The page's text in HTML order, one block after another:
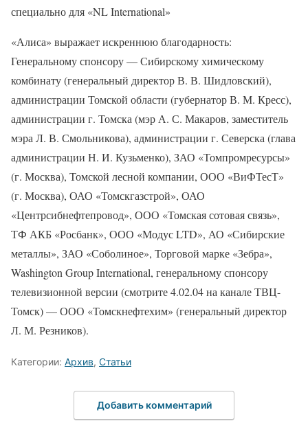
специально для «NL International»
«Алиса» выражает искреннюю благодарность:
Генеральному спонсору — Сибирскому химическому
комбинату (генеральный директор В. В. Шидловский),
администрации Томской области (губернатор В. М. Кресс),
администрации г. Томска (мэр А. С. Макаров, заместитель
мэра Л. В. Смольникова), администрации г. Северска (глава
администрации Н. И. Кузьменко), ЗАО «Томпромресурсы»
(г. Москва), Томской лесной компании, ООО «ВиФТесТ»
(г. Москва), ОАО «Томскгазстрой», ОАО
«Центрсибнефтепровод», ООО «Томская сотовая связь»,
ТФ АКБ «Росбанк», ООО «Модус LTD», АО «Сибирские
металлы», ЗАО «Соболиное», Торговой марке «Зебра»,
Washington Group International, генеральному спонсору
телевизионной версии (смотрите 4.02.04 на канале ТВЦ-
Томск) — ООО «Томскнефтехим» (генеральный директор
Л. М. Резников).
Категории: Архив, Статьи
Добавить комментарий